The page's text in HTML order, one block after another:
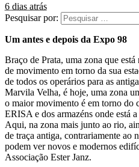
6 dias atrás
Pesquisar por:
Um antes e depois da Expo 98
Braço de Prata, uma zona que
de movimento em torno da sua
de todos os operários para as
Marvila Velha, é hoje, uma zona
o maior movimento é em torno do
ERISA e dos armazéns onde está
Aqui, na zona mais junto ao rio,
de traça antiga, contrariamente ao
podem ver novos e modernos
Associação Ester Janz.